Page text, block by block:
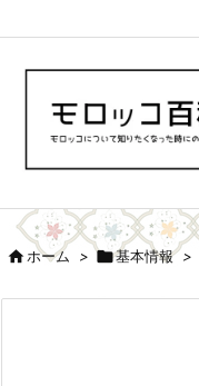
ホーム > 基本情報 >